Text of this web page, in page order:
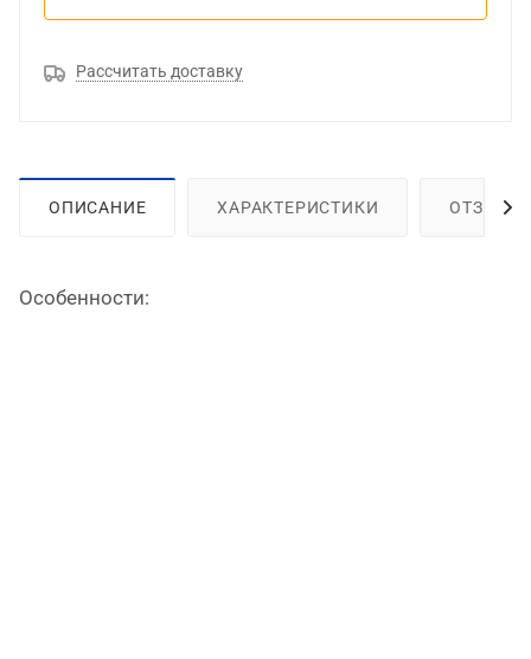
Рассчитать доставку
ОПИСАНИЕ ХАРАКТЕРИСТИКИ ОТЗЫВЫ
Особенности: